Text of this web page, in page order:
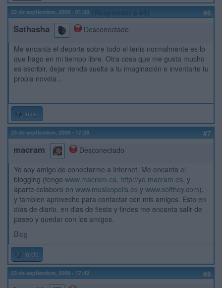
23 de septiembre, 2009 - 01:29 #6
Sathasha
Desconectado
Me encanta el deporte sobre todo el tenis normalmente es lo
que hago en mi tiempo libre. Otra cosa que me gusta mucho
es escribir, dejar rienda suelta a tu imaginación e inventarte tu
propia novela...
Inicio
23 de septiembre, 2009 - 17:28 #7
macram
Desconectado
Yo soy amigo de conectarme a Internet. Me encanta el
blogging (tengo www.macram.es, http://yo.macram.es, y
aparte colaboro en www.musicopolis.es y www.softhoy.com),
y tambien aprovecho para contactar con mis amigos. Esto en
días de diario, en dias de fiesta y findes me encanta salir de
paseo y quedar con los amigos.
Blog
Inicio
23 de septiembre, 2009 - 17:42 #8